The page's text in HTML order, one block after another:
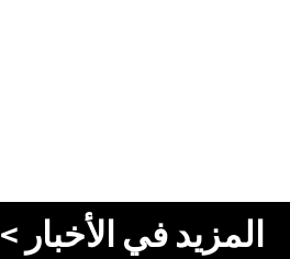
المزيد في الأخبار >